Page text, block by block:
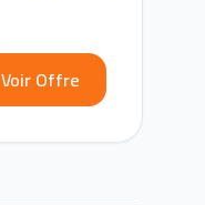
Voir Offre